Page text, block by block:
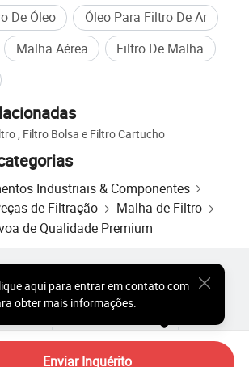
De Óleo
Óleo Para Filtro De Ar
Malha Aérea
Filtro De Malha
Filtro Bolsa e Filtro Cartucho
Industriais & Componentes
de Filtração
Malha de Filtro
de Qualidade Premium
Enviar Inquérito
aqui para entrar em contato com
obter mais informações.
por Atacado
Comprador de Estrela
Percepções
Usuário Política de Privacidade
Contato
Technology Co., Ltd. All Rights Reserved